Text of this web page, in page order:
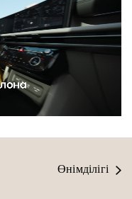
Өнімділігі